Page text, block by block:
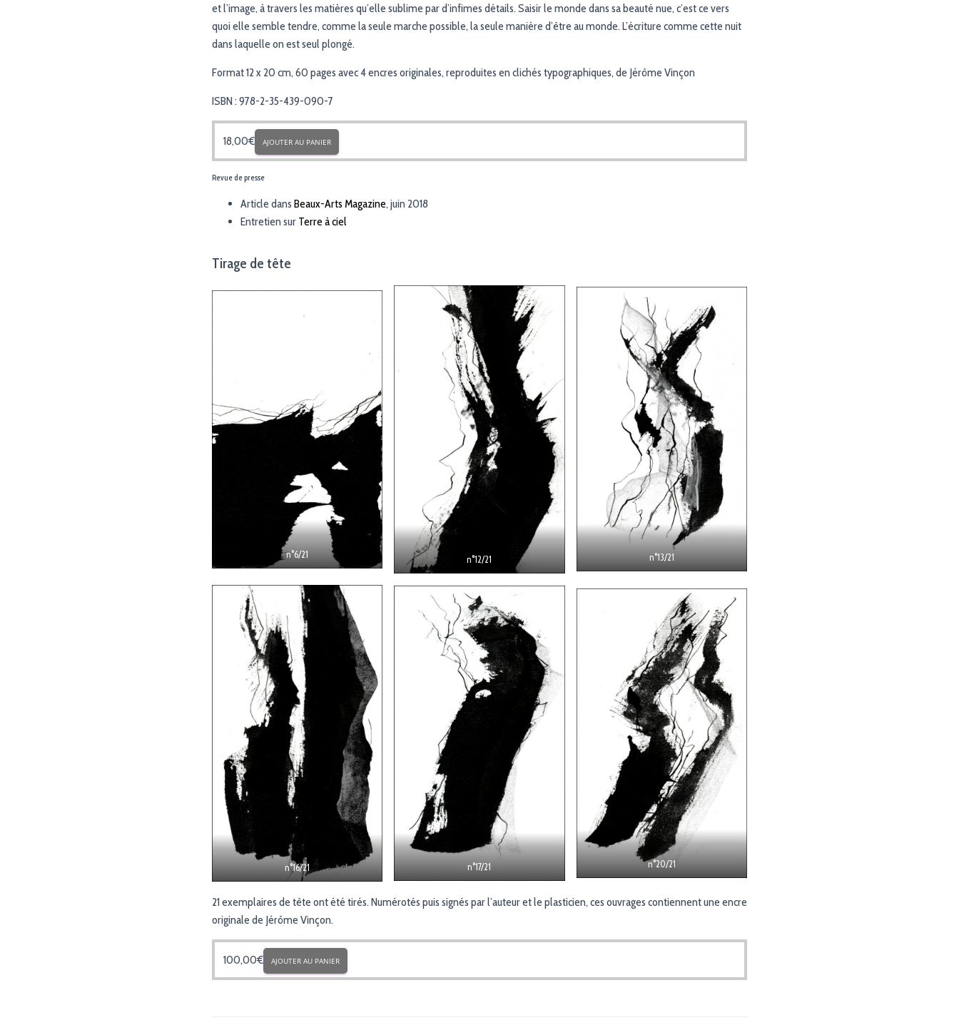
et l’image, à travers les matières qu’elle sublime par d’infimes détails. Saisir le monde dans sa beauté nue, c’est ce vers
quoi elle semble tendre, comme la seule marche possible, la seule manière d’être au monde. L’écriture comme cette nuit
dans laquelle on est seul plongé.
Format 12 x 20 cm, 60 pages avec 4 encres originales, reproduites en clichés typographiques, de Jérôme Vinçon
ISBN : 978-2-35-439-090-7
18,00€ AJOUTER AU PANIER
Revue de presse
Article dans Beaux-Arts Magazine, juin 2018
Entretien sur Terre à ciel
Tirage de tête
n°6/21 n°12/21 n°13/21
n°16/21 n°17/21 n°20/21
21 exemplaires de tête ont été tirés. Numérotés puis signés par l’auteur et le plasticien, ces ouvrages contiennent une encre
originale de Jérôme Vinçon.
100,00€ AJOUTER AU PANIER